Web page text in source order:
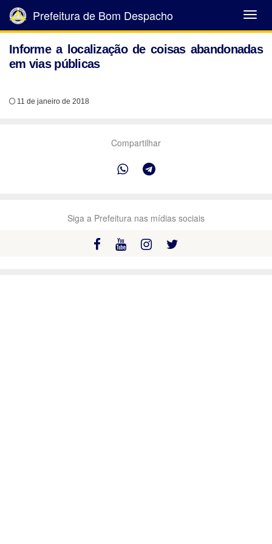
Abrir
Menu
Prefeitura de Bom Despacho
Informe a localização de coisas abandonadas
em vias públicas
11 de janeiro de 2018
Compartilhar
Siga a Prefeitura nas mídias sociais